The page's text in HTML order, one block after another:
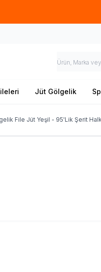
Jüt Gölgelik
File Jüt Yeşil - 95'Lik Şerit